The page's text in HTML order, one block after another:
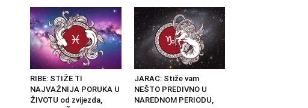
RIBE: STIŽE TI
NAJVAŽNIJA PORUKA U
ŽIVOTU od zvijezda,
JARAC: Stiže vam
NEŠTO PREDIVNO U
NAREDNOM PERIODU,